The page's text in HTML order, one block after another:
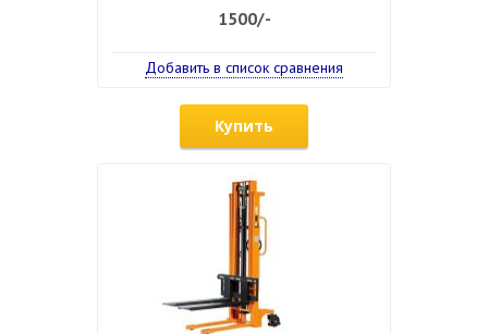
1500/-
Добавить в список сравнения
Купить